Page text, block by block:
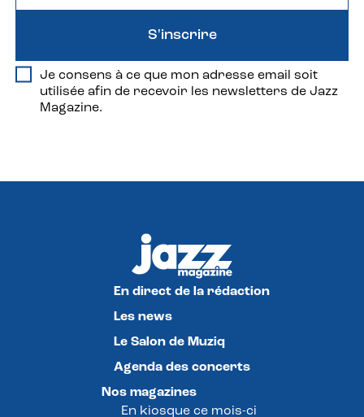
Je consens à ce que mon adresse email soit
utilisée afin de recevoir les newsletters de Jazz
Magazine.
S'inscrire
En direct de la rédaction
Les news
Le Salon de Muziq
Agenda des concerts
Nos magazines
En kiosque ce mois-ci